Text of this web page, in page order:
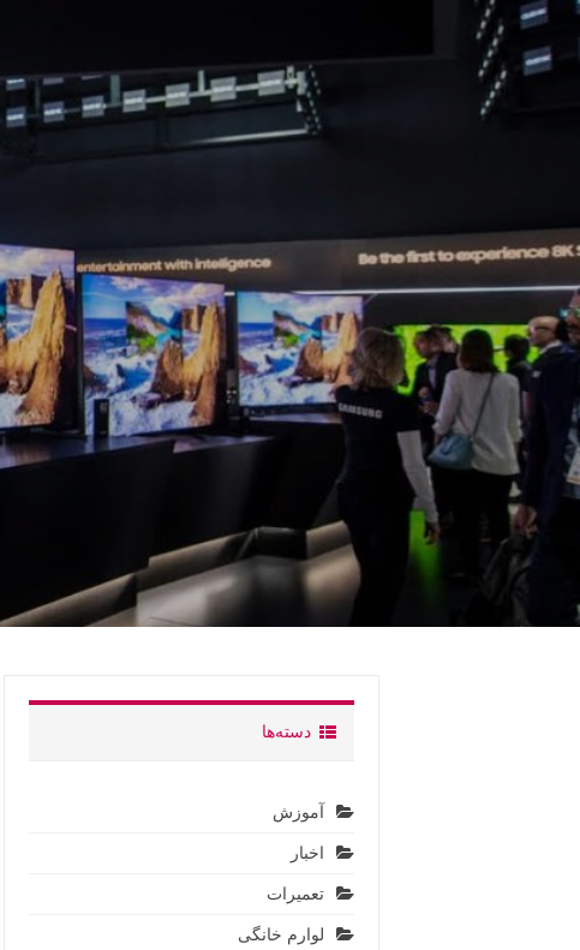
دسته‌ها
آموزش
اخبار
تعمیرات
لوارم خانگی